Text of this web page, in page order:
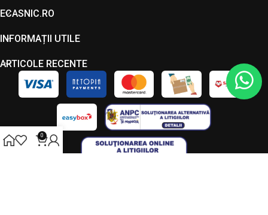
ECASNIC.RO
INFORMAȚII UTILE
ARTICOLE RECENTE
0